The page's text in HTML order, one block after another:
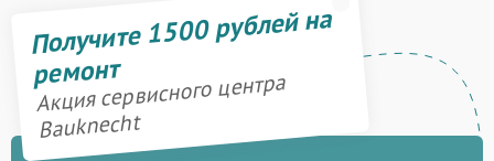
Получите 1500 рублей на
ремонт
Акция сервисного центра
Bauknecht